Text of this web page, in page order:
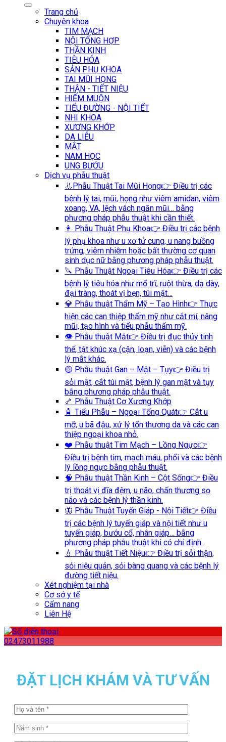
Trang chủ
Chuyên khoa
TIM MẠCH
NỘI TỔNG HỢP
THẦN KINH
TIÊU HÓA
SẢN PHỤ KHOA
TAI MŨI HỌNG
THẬN - TIẾT NIỆU
HIẾM MUỘN
TIỂU ĐƯỜNG - NỘI TIẾT
NHI KHOA
XƯƠNG KHỚP
DA LIỄU
MẮT
NAM HỌC
UNG BƯỚU
Dịch vụ phẫu thuật
👃Phẫu Thuật Tai Mũi Họng👉 Điều trị các
bệnh lý tai, mũi, họng như viêm amidan, viêm
xoang, VA, lệch vách ngăn mũi… bằng
phương pháp phẫu thuật khi cần thiết.
👩 Phẫu Thuật Phụ Khoa👉 Điều trị các bệnh
lý phụ khoa như u xơ tử cung, u nang buồng
trứng, viêm nhiễm hoặc bất thường cơ quan
sinh dục nữ bằng phương pháp phẫu thuật.
🔪 Phẫu Thuật Ngoại Tiêu Hóa👉 Điều trị các
bệnh lý tiêu hóa như mổ trĩ, ruột thừa, dạ dày,
đại tràng, thoát vị bẹn, túi mật…
💎 Phẫu thuật Thẩm Mỹ – Tạo Hình👉 Thực
hiện các can thiệp thẩm mỹ như cắt mí, nâng
mũi, tạo hình và tiểu phẫu thẩm mỹ.
👁️ Phẫu thuật Mắt👉 Điều trị đục thủy tinh
thể, tật khúc xạ (cận, loạn, viễn) và các bệnh
lý mắt khác.
🟡 Phẫu thuật Gan – Mật – Tụy👉 Điều trị
sỏi mật, cắt túi mật, bệnh lý gan mật và tụy
bằng phương pháp phẫu thuật.
🦴 Phẫu Thuật Cơ Xương Khớp
🧴 Tiểu Phẫu – Ngoại Tổng Quát👉 Cắt u
mỡ, u bã đậu, xử lý tổn thương da và các can
thiệp ngoại khoa nhỏ.
❤️ Phẫu thuật Tim Mạch – Lồng Ngực👉
Điều trị bệnh tim, mạch máu, phổi và các bệnh
lý lồng ngực bằng phẫu thuật.
🧠 Phẫu thuật Thần Kinh – Cột Sống👉 Điều
trị thoát vị đĩa đệm, u não, chấn thương sọ
não và các bệnh lý thần kinh.
🦋 Phẫu Thuật Tuyến Giáp - Nội Tiết👉 Điều
trị các bệnh lý tuyến giáp và nội tiết như u
tuyến giáp, bướu cổ, nhân giáp… bằng
phương pháp phẫu thuật khi có chỉ định.
💧 Phẫu thuật Tiết Niệu👉 Điều trị sỏi thận,
sỏi niệu quản, sỏi bàng quang và các bệnh lý
đường tiết niệu.
Xét nghiệm tại nhà
Cơ sở y tế
Cẩm nang
Liên Hệ
02473011988
ĐẶT LỊCH KHÁM VÀ TƯ VẤN